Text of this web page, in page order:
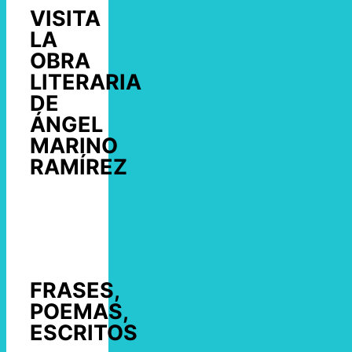
VISITA
LA
OBRA
LITERARIA
DE
ÁNGEL
MARINO
RAMÍREZ
FRASES,
POEMAS,
ESCRITOS